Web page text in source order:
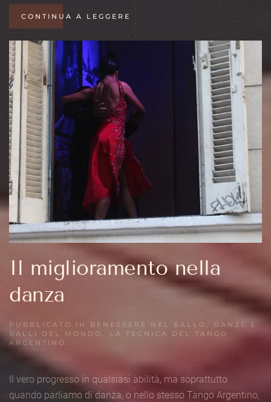
CONTINUA A LEGGERE
Il miglioramento nella
danza
PUBBLICATO IN BENESSERE NEL BALLO , DANZE E
BALLI DEL MONDO , LA TECNICA DEL TANGO
ARGENTINO .
Il vero progresso in qualsiasi abilità, ma soprattutto
quando parliamo di danza, o nello stesso Tango Argentino,